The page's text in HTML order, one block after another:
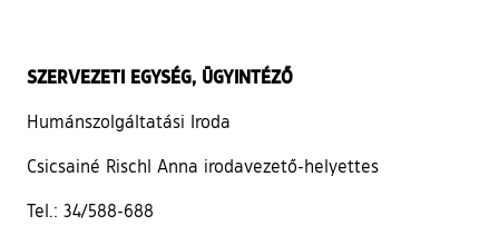
SZERVEZETI EGYSÉG, ÜGYINTÉZŐ
Humánszolgáltatási Iroda
Csicsainé Rischl Anna irodavezető-helyettes
Tel.: 34/588-688